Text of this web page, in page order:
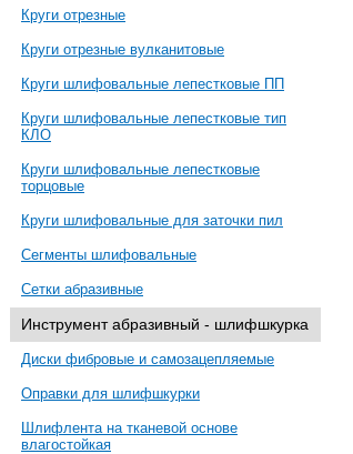
Круги отрезные
Круги отрезные вулканитовые
Круги шлифовальные лепестковые ПП
Круги шлифовальные лепестковые тип
КЛО
Круги шлифовальные лепестковые
торцовые
Круги шлифовальные для заточки пил
Сегменты шлифовальные
Сетки абразивные
Инструмент абразивный - шлифшкурка
Диски фибровые и самозацепляемые
Оправки для шлифшкурки
Шлифлента на тканевой основе
влагостойкая